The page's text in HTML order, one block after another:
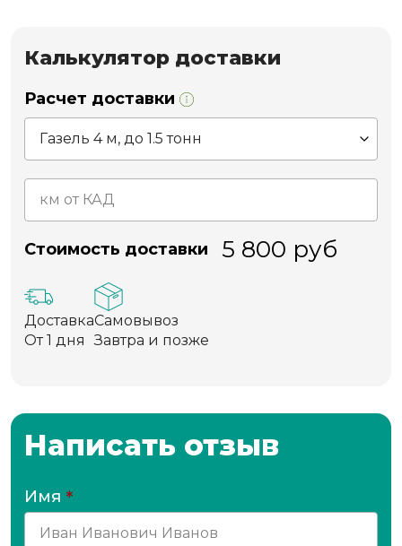
Калькулятор доставки
Расчет доставки
Стоимость доставки 5 800 руб
Доставка
От 1 дня
Самовывоз
Завтра и позже
Написать отзыв
Имя *